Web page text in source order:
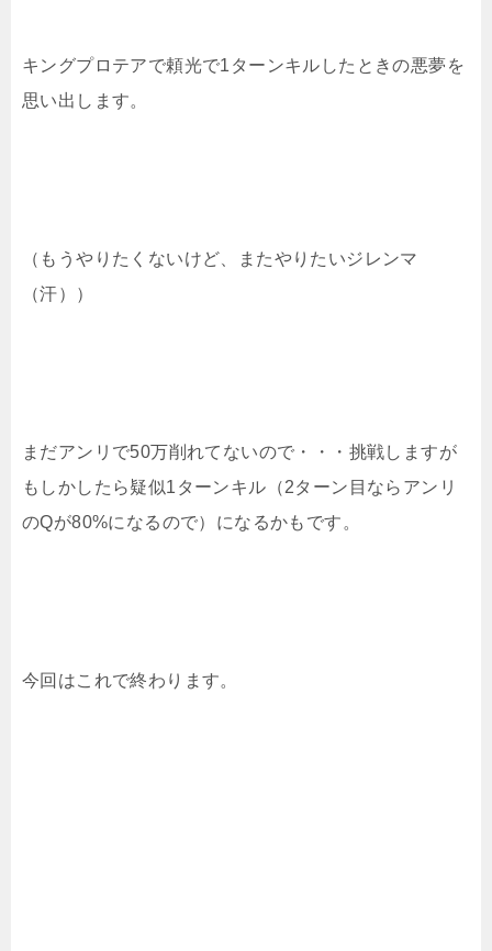
キングプロテアで頼光で1ターンキルしたときの悪夢を
思い出します。
（もうやりたくないけど、またやりたいジレンマ
（汗））
まだアンリで50万削れてないので・・・挑戦しますが
もしかしたら疑似1ターンキル（2ターン目ならアンリ
のQが80%になるので）になるかもです。
今回はこれで終わります。